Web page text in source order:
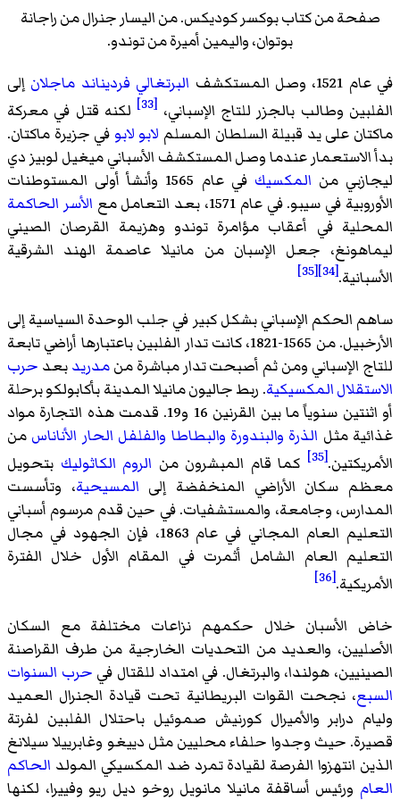
صفحة من كتاب بوكسر كوديكس. من اليسار جنرال من راجانة
بوتوان، واليمين أميرة من توندو.
في عام 1521، وصل المستكشف
البرتغالي فرديناند ماجلان إلى
الفلبين وطالب بالجزر للتاج الإسباني، [33]
لكنه قتل في معركة
ماكتان على يد قبيلة السلطان المسلم لابو لابو في جزيرة ماكتان.
بدأ الاستعمار عندما وصل المستكشف الأسباني ميغيل لوبيز دي
ليجازبي من المكسيك
في عام 1565 وأنشأ أولى المستوطنات
الأوروبية في سيبو. في عام 1571، بعد التعامل مع
الأسر الحاكمة
المحلية في أعقاب مؤامرة توندو وهزيمة القرصان الصيني
ليماهونغ، جعل الإسبان من مانيلا عاصمة الهند الشرقية
الأسبانية.[34]
[35]
ساهم الحكم الإسباني بشكل كبير في جلب الوحدة السياسية إلى
الأرخبيل. من 1565-1821، كانت تدار الفلبين باعتبارها أراضي تابعة
للتاج الإسباني ومن ثم أصبحت تدار مباشرة منمدريدبعد حرب
الاستقلال المكسيكية. ربط جاليون مانيلا المدينة بأكابولكو برحلة
أو اثنتين سنوياً ما بين القرنين 16 و19. قدمت هذه التجارة مواد
غذائية مثل الذرة والبندورة والبطاطا والفلفل الحار الأناناس من
الأمريكتين.[35] كما قام المبشرون من الروم الكاثوليك بتحويل
معظم سكان الأراضي المنخفضة إلى المسيحية، وتأسست
المدارس، وجامعة، والمستشفيات. في حين قدم مرسوم أسباني
التعليم العام المجاني في عام 1863، فإن الجهود في مجال
التعليم العام الشامل أثمرت في المقام الأول خلال الفترة
الأمريكية.[36]
خاض الأسبان خلال حكمهم نزاعات مختلفة مع السكان
الأصليين، والعديد من التحديات الخارجية من طرف القراصنة
الصينيين، هولندا، والبرتغال. في امتداد للقتال في حرب السنوات
السبع، نجحت القوات البريطانية تحت قيادة الجنرال العميد
وليام درابر والأميرال كورنيش صموئيل باحتلال الفلبين لفرتة
قصيرة. حيث وجدوا حلفاء محليين مثل دييغو وغابرييلا سيلانغ
الذين انتهزوا الفرصة لقيادة تمرد ضد المكسيكي المولد الحاكم
العام ورئيس أساقفة مانيلا مانويل روخو ديل ريو وفييرا، لكنها